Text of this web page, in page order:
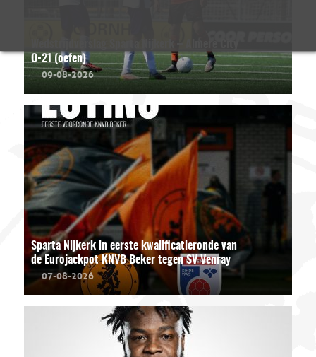
O-21 (oefen)
09-08-2026
Sparta Nijkerk in eerste kwalificatieronde van
de Eurojackpot KNVB Beker tegen SV Venray
07-08-2026